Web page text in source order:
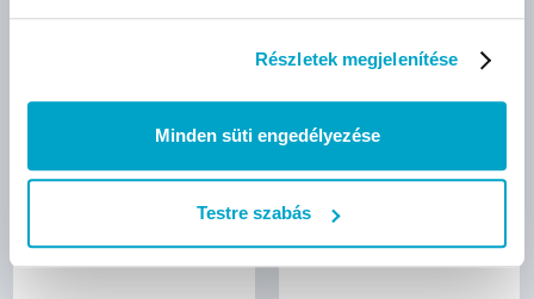
Részletek megjelenítése
Minden süti engedélyezése
Testre szabás
bruttó (27% ÁFA) bruttó (27% ÁFA)
(17 990 Ft/db)